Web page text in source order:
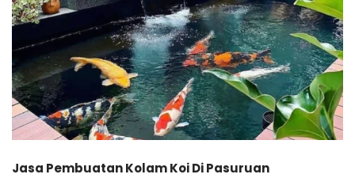
Jasa Pembuatan Kolam Koi Di Pasuruan